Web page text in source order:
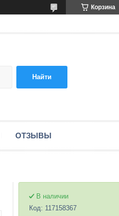
Корзина
Найти
ОТЗЫВЫ
В наличии
Код: 117158367